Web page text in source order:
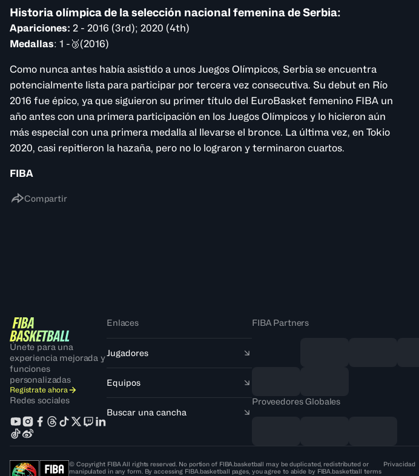
Historia olímpica de la selección nacional femenina de Serbia:
Apariciones: 2 - 2016 (3rd); 2020 (4th)
Medallas: 1 -🥉(2016)
Como nunca antes había asistido a unos Juegos Olímpicos, Serbia se encuentra
potencialmente lista para participar por tercera vez consecutiva. Su debut en Río
2016 fue épico, ya que siguieron su primer título del EuroBasket femenino FIBA un
año antes con una primera participación en los Juegos Olímpicos y lo hicieron aún
más especial con una primera medalla al llevarse el bronce. La última vez, en Tokio
2020, casi repitieron la hazaña, pero no lo lograron y terminaron cuartos.
FIBA
Compartir
Únete para una
experiencia mejorada y
funciones
personalizadas
Regístrate ahora
Redes sociales
Enlaces
Jugadores
Equipos
Buscar una cancha
FIBA Partners
Proveedores Globales
© Copyright FIBA All rights reserved. No portion of FIBA.basketball may be duplicated, redistributed or
manipulated in any form. By accessing FIBA.basketball pages, you agree to abide by FIBA.basketball terms
Privacidad